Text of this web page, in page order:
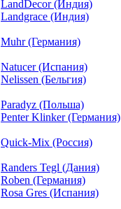
LandDecor (Индия)
Landgrace (Индия)
Muhr (Германия)
Natucer (Испания)
Nelissen (Бельгия)
Paradyz (Польша)
Penter Klinker (Германия)
Quick-Mix (Россия)
Randers Tegl (Дания)
Roben (Германия)
Rosa Gres (Испания)